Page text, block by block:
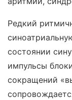
Редкий
состоянии
импульсы
сокращений